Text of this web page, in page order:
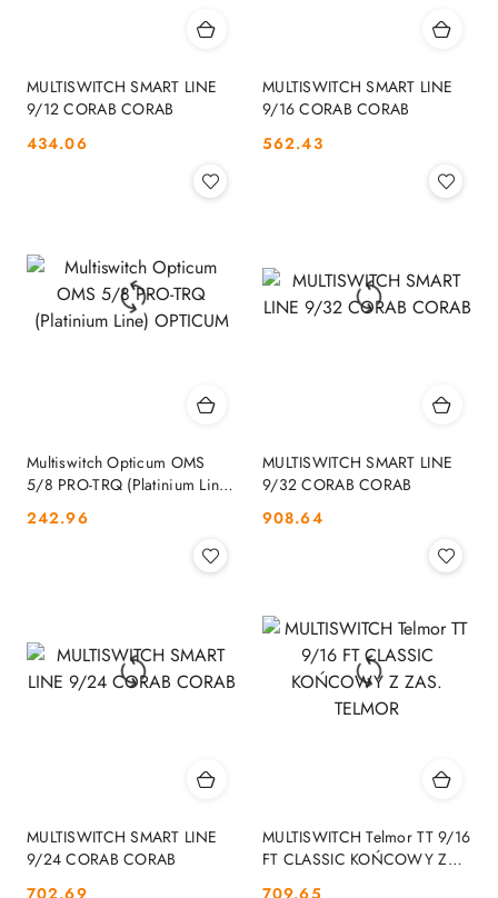
MULTISWITCH SMART LINE
9/12 CORAB CORAB
Cena:
434.06
MULTISWITCH SMART LINE
9/16 CORAB CORAB
Cena:
562.43
Multiswitch Opticum OMS
5/8 PRO-TRQ (Platinium Line)
Cena:
242.96
MULTISWITCH SMART LINE
9/32 CORAB CORAB
Cena:
908.64
MULTISWITCH SMART LINE
9/24 CORAB CORAB
702.69
MULTISWITCH Telmor TT 9/16
FT CLASSIC KOŃCOWY Z
709.65